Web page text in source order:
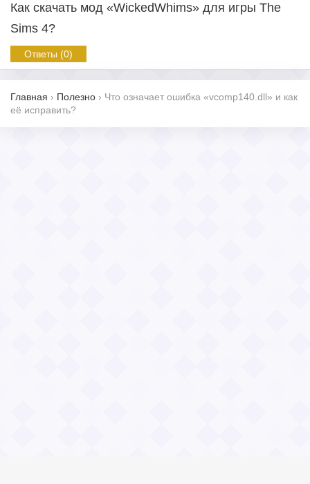
Как скачать мод «WickedWhims» для игры The
Sims 4?
Ответы (0)
Главная › Полезно › Что означает ошибка «vcomp140.dll» и как
её исправить?